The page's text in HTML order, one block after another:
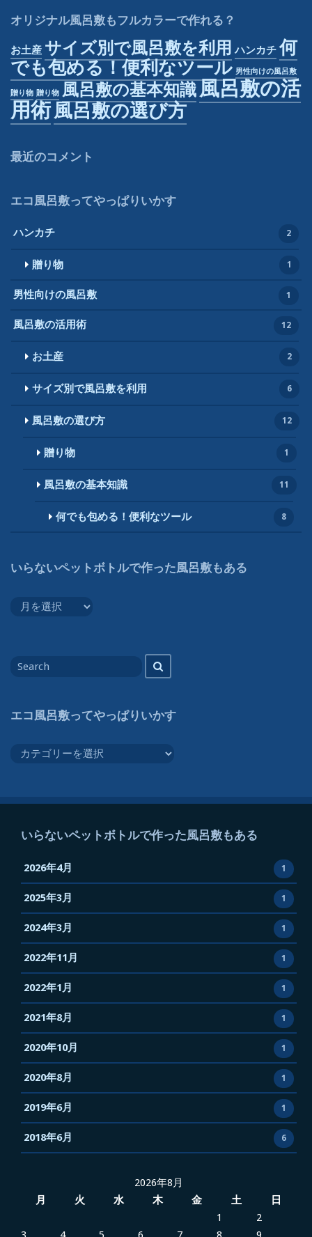
オリジナル風呂敷もフルカラーで作れる？
お土産 サイズ別で風呂敷を利用 ハンカチ 何
でも包める！便利なツール 男性向けの風呂敷
贈り物 贈り物 風呂敷の基本知識風呂敷の活
用術風呂敷の選び方
最近のコメント
エコ風呂敷ってやっぱりいかす
ハンカチ 2
贈り物 1
男性向けの風呂敷 1
風呂敷の活用術 12
お土産 2
サイズ別で風呂敷を利用 6
風呂敷の選び方 12
贈り物 1
風呂敷の基本知識 11
何でも包める！便利なツール 8
いらないペットボトルで作った風呂敷もある
ペ
ボ
っ
for
エコ風呂敷ってやっぱりいかす
いらないペットボトルで作った風呂敷もある
2026年4月 1
2025年3月 1
2024年3月 1
2022年11月 1
2022年1月 1
2021年8月 1
2020年10月 1
2020年8月 1
2019年6月 1
2018年6月 6
2026年8月
月
火 水 木 金 土
日
1
2